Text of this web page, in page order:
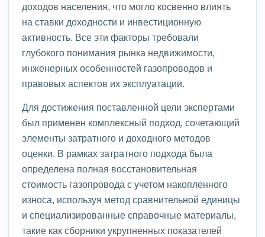
доходов населения, что могло косвенно влиять
на ставки доходности и инвестиционную
активность. Все эти факторы требовали
глубокого понимания рынка недвижимости,
инженерных особенностей газопроводов и
правовых аспектов их эксплуатации.
Для достижения поставленной цели экспертами
был применен комплексный подход, сочетающий
элементы затратного и доходного методов
оценки. В рамках затратного подхода была
определена полная восстановительная
стоимость газопровода с учетом накопленного
износа, используя метод сравнительной единицы
и специализированные справочные материалы,
такие как сборники укрупненных показателей